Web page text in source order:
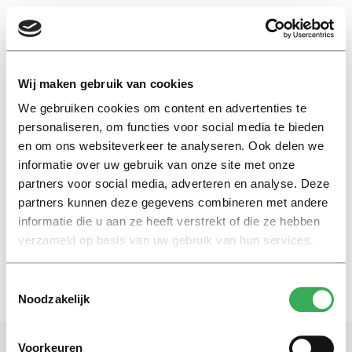
Wij maken gebruik van cookies
We gebruiken cookies om content en advertenties te
personaliseren, om functies voor social media te bieden
en om ons websiteverkeer te analyseren. Ook delen we
informatie over uw gebruik van onze site met onze
partners voor social media, adverteren en analyse. Deze
partners kunnen deze gegevens combineren met andere
informatie die u aan ze heeft verstrekt of die ze hebben
verzameld op basis van uw gebruik van hun services.
Noodzakelijk
Voorkeuren
EN
biologische producten
Nieuws
Biologische chocolade koop je
pas als je vrienden dat doen
10 mei 2017